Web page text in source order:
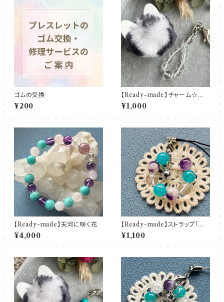
ゴムの交換
¥200
【Ready-made】チャーム☆水
晶
¥1,000
【Ready-made】天河に咲く花
¥4,000
【Ready-made】ストラップ「紫
陽花・晴」
¥1,100